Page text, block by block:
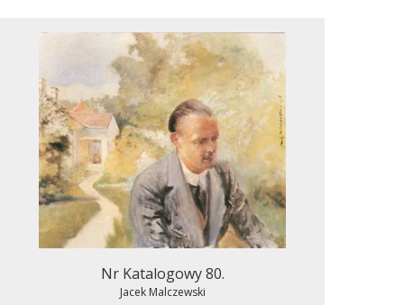
Nr Katalogowy 80.
Jacek Malczewski